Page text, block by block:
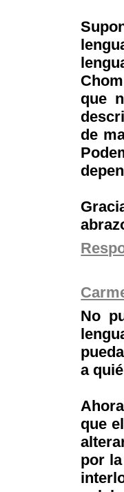
que
de
No
a
que
por